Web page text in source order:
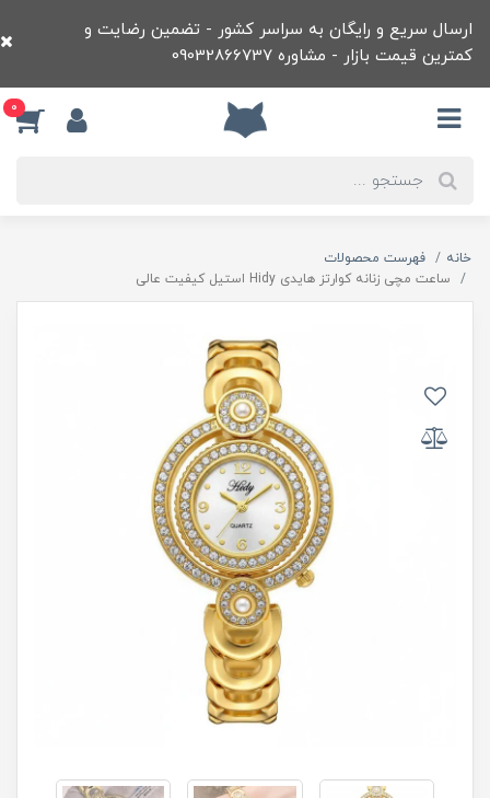
ارسال سریع و رایگان به سراسر کشور - تضمین رضایت و
کمترین قیمت بازار - مشاوره 09032866737
0
خانه
فهرست محصولات
ساعت مچی زنانه کوارتز هایدی Hidy استیل کیفیت عالی